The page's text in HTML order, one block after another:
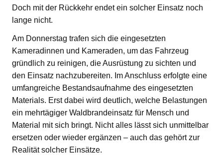
Doch mit der Rückkehr endet ein solcher Einsatz noch
lange nicht.
Am Donnerstag trafen sich die eingesetzten
Kameradinnen und Kameraden, um das Fahrzeug
gründlich zu reinigen, die Ausrüstung zu sichten und
den Einsatz nachzubereiten. Im Anschluss erfolgte eine
umfangreiche Bestandsaufnahme des eingesetzten
Materials. Erst dabei wird deutlich, welche Belastungen
ein mehrtägiger Waldbrandeinsatz für Mensch und
Material mit sich bringt. Nicht alles lässt sich unmittelbar
ersetzen oder wieder ergänzen – auch das gehört zur
Realität solcher Einsätze.